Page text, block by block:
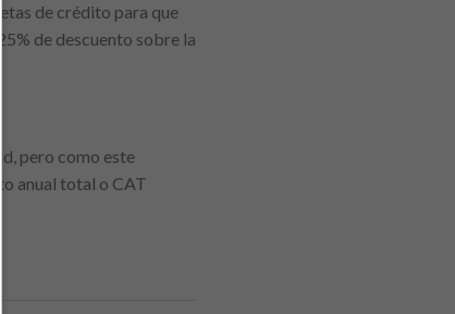
de crédito para que
de descuento sobre la
pero como este
anual total o CAT